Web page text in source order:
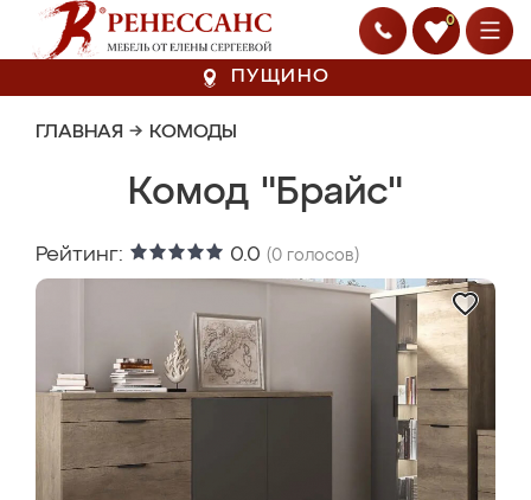
0
ПУЩИНО
ГЛАВНАЯ → КОМОДЫ
Комод "Брайс"
Рейтинг: 0.0 (0 голосов)